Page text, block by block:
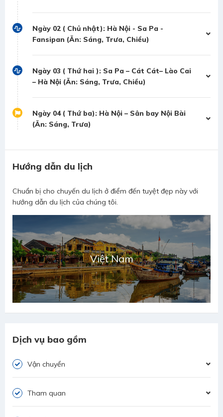
Ngày 02 ( Chủ nhật): Hà Nội - Sa Pa -
Fansipan (Ăn: Sáng, Trưa, Chiều)
Ngày 03 ( Thứ hai ): Sa Pa – Cát Cát– Lào Cai
– Hà Nội (Ăn: Sáng, Trưa, Chiều)
Ngày 04 ( Thứ ba): Hà Nội – Sân bay Nội Bài
(Ăn: Sáng, Trưa)
Hướng dẫn du lịch
Chuẩn bị cho chuyến du lịch ở điểm đến tuyệt đẹp này với
hướng dẫn du lịch của chúng tôi.
Việt Nam
Dịch vụ bao gồm
Vận chuyển
Tham quan